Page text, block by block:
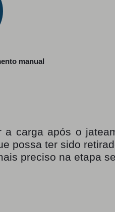
manual
a carga após o
possa ter sido
preciso na etapa